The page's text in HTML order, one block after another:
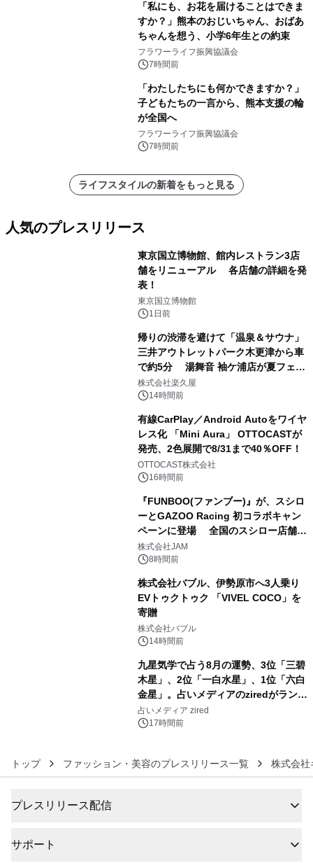
「私にも、お花を届けることはできま
すか？」熊本のおじいちゃん、おばあ
ちゃんを想う、小学6年生との約束
フラワーライフ振興協議会
7時間前
「わたしたちにも何かできますか？」
子どもたちの一言から、熊本支援の輪
が全国へ
フラワーライフ振興協議会
7時間前
ライフスタイルの新着をもっと見る
人気のプレスリリース
東京国立博物館、館内レストラン3店
舗をリニューアル 各店舗の詳細を発
表！
東京国立博物館
1日前
帰りの渋滞を避けて「温泉＆サウナ」
三井アウトレットパーク木更津から車
で約5分 湯舞音 袖ケ浦店が夏フェア
メニューを提供
株式会社楽久屋
14時間前
有線CarPlay／Android Autoをワイヤ
レス化 「Mini Aura」 OTTOCASTが
発売、2色展開で8/31まで40％OFF！
OTTOCAST株式会社
16時間前
『FUNBOO(ファンブー)』が、スシロ
ーとGAZOO Racing 初コラボキャン
ペーンに登場 全国のスシロー店舗で
GR 4車種の FUNBOO(ミニカー)付き
メニューが展開されます
株式会社JAM
8時間前
株式会社バブル、伊勢原市へ3人乗り
EVトゥクトゥク 「VIVEL COCO」を
寄贈
株式会社バブル
14時間前
九星気学で占う8月の運勢、3位「三碧
木星」、2位「一白水星」、1位「六白
金星」。占いメディアのziredがランキ
ングを発表
占いメディア zired
17時間前
トップ ファッション・美容のプレスリリース一覧 株式会社
プレスリリース配信
サポート